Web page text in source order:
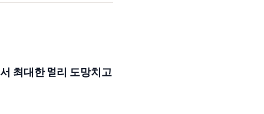
최대한 멀리 도망치고